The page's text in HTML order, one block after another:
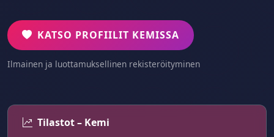
KATSO PROFIILIT KEMISSA
Ilmainen ja luottamuksellinen rekisteröityminen
Tilastot – Kemi